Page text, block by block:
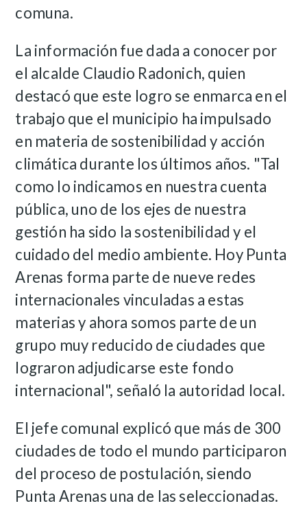
comuna.
La información fue dada a conocer por
el alcalde Claudio Radonich, quien
destacó que este logro se enmarca en el
trabajo que el municipio ha impulsado
en materia de sostenibilidad y acción
climática durante los últimos años. "Tal
como lo indicamos en nuestra cuenta
pública, uno de los ejes de nuestra
gestión ha sido la sostenibilidad y el
cuidado del medio ambiente. Hoy Punta
Arenas forma parte de nueve redes
internacionales vinculadas a estas
materias y ahora somos parte de un
grupo muy reducido de ciudades que
lograron adjudicarse este fondo
internacional", señaló la autoridad local.
El jefe comunal explicó que más de 300
ciudades de todo el mundo participaron
del proceso de postulación, siendo
Punta Arenas una de las seleccionadas.